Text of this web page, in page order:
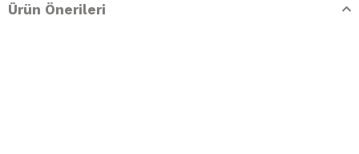
Ürün Önerileri